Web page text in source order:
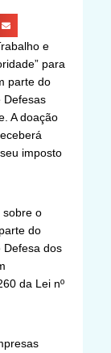
e
para
parte do
Defesas
A doação
imposto
sobre o
do
Defesa dos
da Lei nº